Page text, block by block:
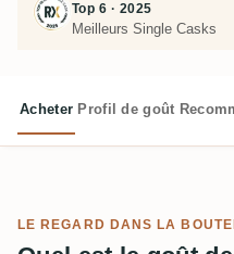
Top 6 · 2025
Meilleurs Single Casks
Acheter Profil de goût
LE REGARD DANS LA